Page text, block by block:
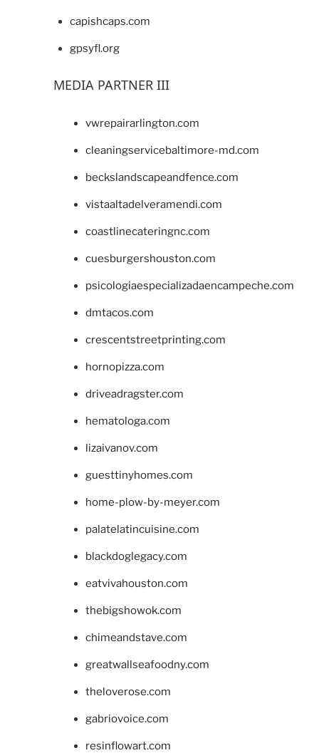
capishcaps.com
gpsyfl.org
MEDIA PARTNER III
vwrepairarlington.com
cleaningservicebaltimore-md.com
beckslandscapeandfence.com
vistaaltadelveramendi.com
coastlinecateringnc.com
cuesburgershouston.com
psicologiaespecializadaencampeche.com
dmtacos.com
crescentstreetprinting.com
hornopizza.com
driveadragster.com
hematologa.com
lizaivanov.com
guesttinyhomes.com
home-plow-by-meyer.com
palatelatincuisine.com
blackdoglegacy.com
eatvivahouston.com
thebigshowok.com
chimeandstave.com
greatwallseafoodny.com
theloverose.com
gabriovoice.com
resinflowart.com